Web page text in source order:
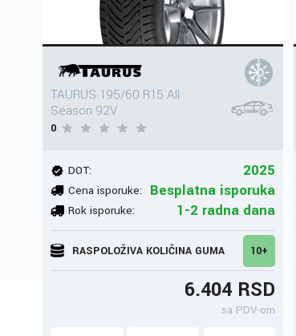
TAURUS 195/60 R15 All
Season 92V
0
DOT: 2025
Cena isporuke: Besplatna isporuka
Rok isporuke: 1-2 radna dana
RASPOLOŽIVA KOLIČINA GUMA 10+
6.404 RSD
sa PDV-om